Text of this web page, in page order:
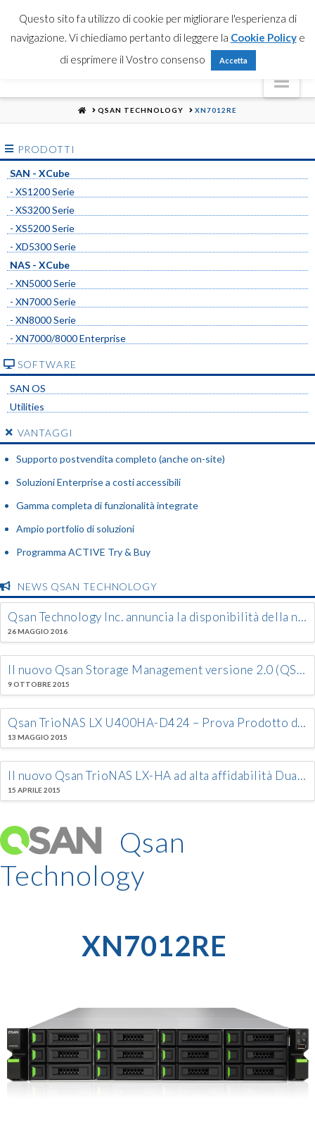
HOMEQSAN TECHNOLOGY XN7012RE
PRODOTTI
SAN - XCube
- XS1200 Serie
- XS3200 Serie
- XS5200 Serie
- XD5300 Serie
NAS - XCube
- XN5000 Serie
- XN7000 Serie
- XN8000 Serie
- XN7000/8000 Enterprise
SOFTWARE
SAN OS
Utilities
VANTAGGI
Supporto postvendita completo (anche on-site)
Soluzioni Enterprise a costi accessibili
Gamma completa di funzionalità integrate
Ampio portfolio di soluzioni
Programma ACTIVE Try & Buy
NEWS QSAN TECHNOLOGY
Qsan Technology Inc. annuncia la disponibilità della nuova generazione XCubeSAN. Rinnovato con l’occasione anche il design del proprio logo.
26 MAGGIO 2016
Il nuovo Qsan Storage Management versione 2.0 (QSM 2.0)
9 OTTOBRE 2015
Qsan TrioNAS LX U400HA-D424 – Prova Prodotto da parte di IT Pro UK
13 MAGGIO 2015
Il nuovo Qsan TrioNAS LX-HA ad alta affidabilità Dual Controller (Active-Active)
15 APRILE 2015
Qsan
Technology
XN7012RE
Questo sito fa utilizzo di cookie per migliorare l'esperienza di
navigazione. Vi chiediamo pertanto di leggere la Cookie Policye
di esprimere il Vostro consenso
Accetta